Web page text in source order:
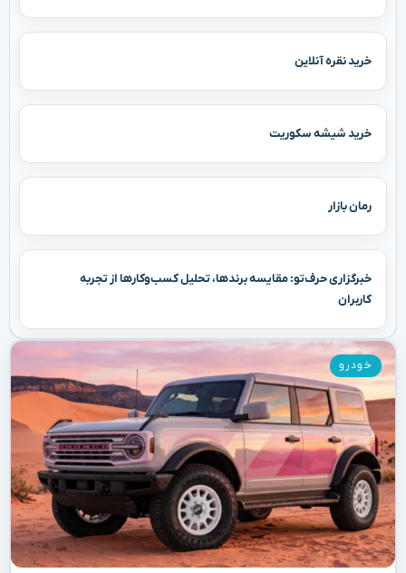
خرید نقره آنلاین
خرید شیشه سکوریت
رمان بازار
خبرگزاری حرف‌تو: مقایسه برندها، تحلیل کسب‌وکارها از تجربه
کاربران
خودرو